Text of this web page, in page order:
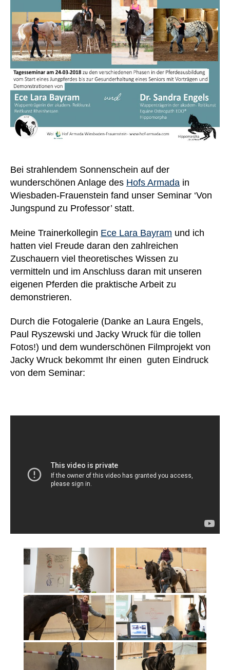
Bei strahlendem Sonnenschein auf der
wunderschönen Anlage des Hofs Armada in
Wiesbaden-Frauenstein fand unser Seminar ‘Von
Jungspund zu Professor’ statt.
Meine Trainerkollegin Ece Lara Bayram und ich
hatten viel Freude daran den zahlreichen
Zuschauern viel theoretisches Wissen zu
vermitteln und im Anschluss daran mit unseren
eigenen Pferden die praktische Arbeit zu
demonstrieren.
Durch die Fotogalerie (Danke an Laura Engels,
Paul Ryszewski und Jacky Wruck für die tollen
Fotos!) und dem wunderschönen Filmprojekt von
Jacky Wruck bekommt Ihr einen guten Eindruck
von dem Seminar: